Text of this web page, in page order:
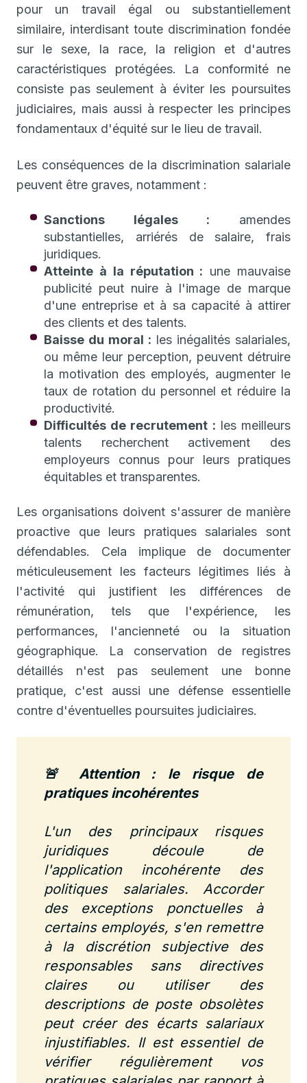
pour un travail égal ou substantiellement
similaire, interdisant toute discrimination fondée
sur le sexe, la race, la religion et d'autres
caractéristiques protégées. La conformité ne
consiste pas seulement à éviter les poursuites
judiciaires, mais aussi à respecter les principes
fondamentaux d'équité sur le lieu de travail.
Les conséquences de la discrimination salariale
peuvent être graves, notamment :
Sanctions légales : amendes
substantielles, arriérés de salaire, frais
juridiques.
Atteinte à la réputation : une mauvaise
publicité peut nuire à l'image de marque
d'une entreprise et à sa capacité à attirer
des clients et des talents.
Baisse du moral : les inégalités salariales,
ou même leur perception, peuvent détruire
la motivation des employés, augmenter le
taux de rotation du personnel et réduire la
productivité.
Difficultés de recrutement : les meilleurs
talents recherchent activement des
employeurs connus pour leurs pratiques
équitables et transparentes.
Les organisations doivent s'assurer de manière
proactive que leurs pratiques salariales sont
défendables. Cela implique de documenter
méticuleusement les facteurs légitimes liés à
l'activité qui justifient les différences de
rémunération, tels que l'expérience, les
performances, l'ancienneté ou la situation
géographique. La conservation de registres
détaillés n'est pas seulement une bonne
pratique, c'est aussi une défense essentielle
contre d'éventuelles poursuites judiciaires.
🚨 Attention : le risque de
pratiques incohérentes
L'un des principaux risques
juridiques découle de
l'application incohérente des
politiques salariales. Accorder
des exceptions ponctuelles à
certains employés, s'en remettre
à la discrétion subjective des
responsables sans directives
claires ou utiliser des
descriptions de poste obsolètes
peut créer des écarts salariaux
injustifiables. Il est essentiel de
vérifier régulièrement vos